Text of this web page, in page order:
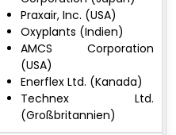
Praxair, Inc. (USA)
Oxyplants (Indien)
AMCS Corporation
(USA)
Enerflex Ltd. (Kanada)
Technex Ltd.
(Großbritannien)